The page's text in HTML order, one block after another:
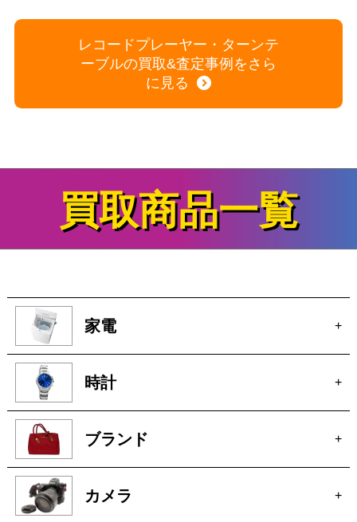
レコードプレーヤー・ターンテ
ーブルの買取&査定事例をさら
に見る
買取商品一覧
家電 +
時計 +
ブランド +
カメラ +